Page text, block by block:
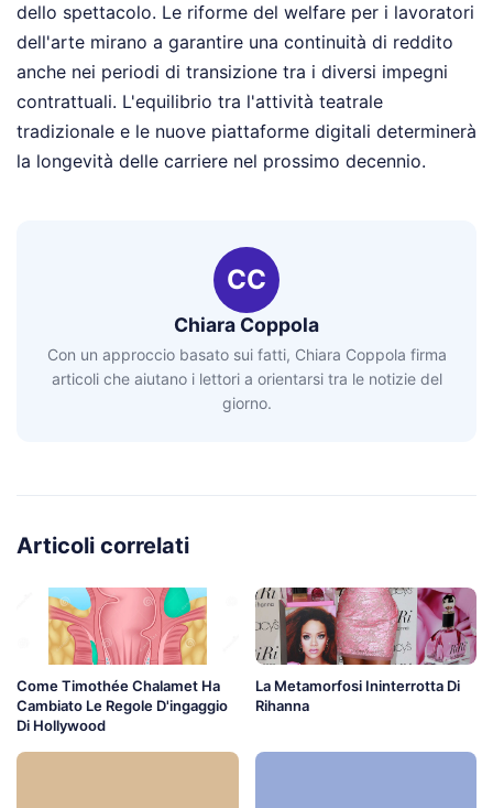
dello spettacolo. Le riforme del welfare per i lavoratori
dell'arte mirano a garantire una continuità di reddito
anche nei periodi di transizione tra i diversi impegni
contrattuali. L'equilibrio tra l'attività teatrale
tradizionale e le nuove piattaforme digitali determinerà
la longevità delle carriere nel prossimo decennio.
CC
Chiara Coppola
Con un approccio basato sui fatti, Chiara Coppola firma
articoli che aiutano i lettori a orientarsi tra le notizie del
giorno.
Articoli correlati
Come Timothée Chalamet Ha
Cambiato Le Regole D'ingaggio
Di Hollywood
La Metamorfosi Ininterrotta Di
Rihanna